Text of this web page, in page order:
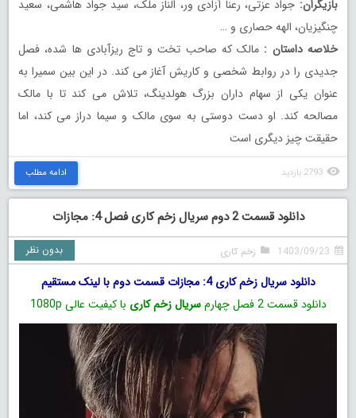
بازیگران: جواد عزتی، رعنا آزادی ور، الناز ملک، سید جواد هاشمی، سعید
چنگیزیان، الهه حصاری و …
خلاصه داستان : مالک که صاحب تخت و تاج ریزآبادی ها شده، فصل
جدیدی را در روابط شخصی و کاریش آغاز می کند. در این بین سمیرا به
عنوان یکی از سهام داران بزرگ هولدینگ، تلاش می کند تا با مالک
مصالحه کند. او دست دوستی به سوی مالک و سیما دراز می کند، اما
حقیقت چیز دیگری است
2793 بازدید ادامه مطلب
دانلود قسمت 2 دوم سریال زخم کاری فصل 4: مجازات
1403/09/23 زخم کاری بدون نظر
دانلود سریال زخم کاری 4: مجازات قسمت دوم با لینک مستقیم
دانلود قسمت 2 فصل چهارم
سریال زخم کاری با کیفیت عالی 1080p